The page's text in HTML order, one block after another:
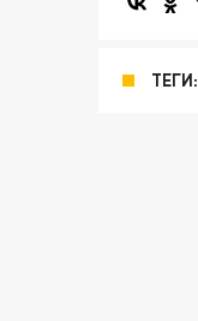
ТЕГИ: